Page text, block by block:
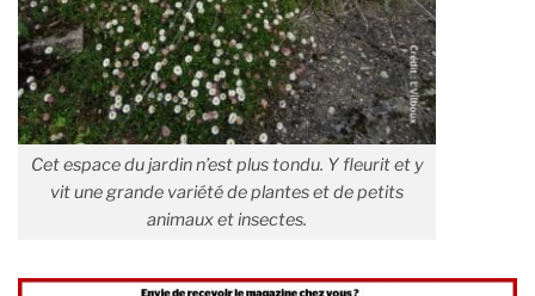
Cet espace du jardin n’est plus tondu. Y fleurit et y
vit une grande variété de plantes et de petits
animaux et insectes.